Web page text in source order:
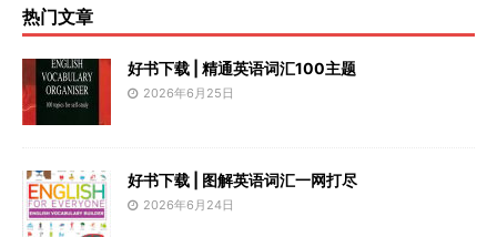
热门文章
好书下载 | 精通英语词汇100主题
2026年6月25日
好书下载 | 图解英语词汇一网打尽
2026年6月24日